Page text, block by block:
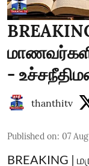
-
thanthitv
Published on: 07
BREAKING |